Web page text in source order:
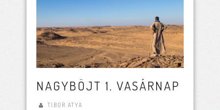
NAGYBÖJT 1. VASÁRNAP
TIBOR ATYA